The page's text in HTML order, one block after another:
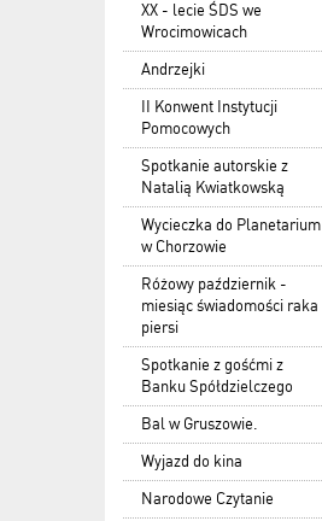
XX - lecie ŚDS we
Wrocimowicach
Andrzejki
II Konwent Instytucji
Pomocowych
Spotkanie autorskie z
Natalią Kwiatkowską
Wycieczka do Planetarium
w Chorzowie
Różowy październik -
miesiąc świadomości raka
piersi
Spotkanie z gośćmi z
Banku Spółdzielczego
Bal w Gruszowie.
Wyjazd do kina
Narodowe Czytanie